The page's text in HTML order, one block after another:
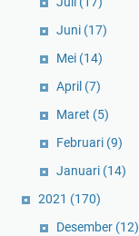
Juni (17)
Mei (14)
April (7)
Maret (5)
Februari (9)
Januari (14)
2021 (170)
Desember (12)